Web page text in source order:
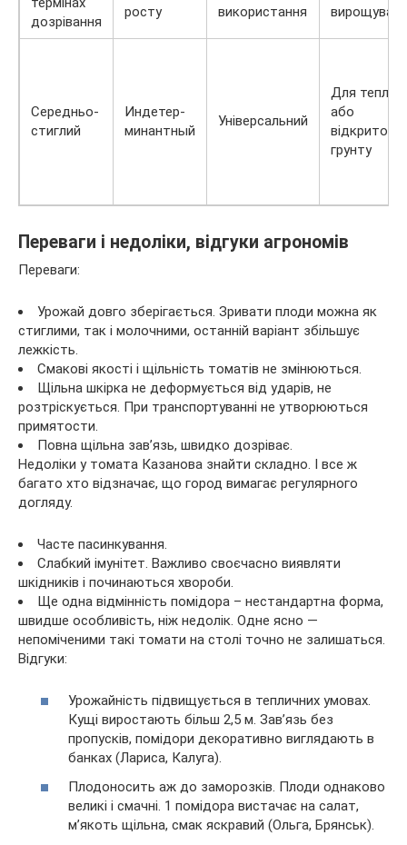
дозрівання
росту
використання
Середньо-
стиглий
Индетер-
минантный
Універсальний
Для
або
відкритого
грунту
Переваги і недоліки, відгуки агрономів
Переваги:
Урожай довго зберігається. Зривати плоди можна як
стиглими, так і молочними, останній варіант збільшує
лежкість.
Смакові якості і щільність томатів не змінюються.
Щільна шкірка не деформується від ударів, не
розтріскується. При транспортуванні не утворюються
примятости.
Повна щільна зав’язь, швидко дозріває.
Недоліки у томата Казанова знайти складно. І все ж
багато хто відзначає, що город вимагає регулярного
догляду.
Часте пасинкування.
Слабкий імунітет. Важливо своєчасно виявляти
шкідників і починаються хвороби.
Ще одна відмінність помідора – нестандартна форма,
швидше особливість, ніж недолік. Одне ясно —
непоміченими такі томати на столі точно не залишаться.
Відгуки:
Урожайність підвищується в тепличних умовах.
Кущі виростають більш 2,5 м. Зав’язь без
пропусків, помідори декоративно виглядають в
банках (Лариса, Калуга).
Плодоносить аж до заморозків. Плоди однаково
великі і смачні. 1 помідора вистачає на салат,
м’якоть щільна, смак яскравий (Ольга, Брянськ).